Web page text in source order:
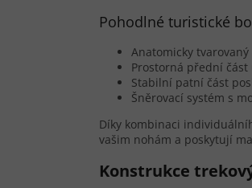
Pohodlné turistické
Anatomicky
Prostorná přední
Stabilní patní část
Šněrovací systém s
Díky kombinaci
vašim nohám a poskytují
Konstrukce